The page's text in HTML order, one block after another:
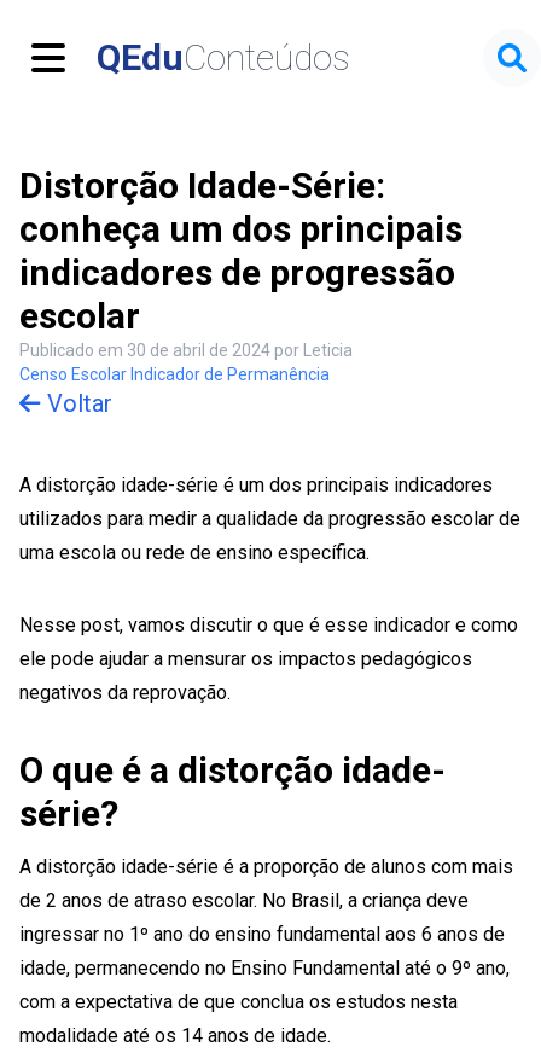
Menu QEduConteúdos
Distorção Idade-Série:
conheça um dos principais
indicadores de progressão
escolar
Publicado em 30 de abril de 2024 por Leticia
Censo Escolar Indicador de Permanência
Voltar
A distorção idade-série é um dos principais indicadores
utilizados para medir a qualidade da progressão escolar de
uma escola ou rede de ensino específica.
Nesse post, vamos discutir o que é esse indicador e como
ele pode ajudar a mensurar os impactos pedagógicos
negativos da reprovação.
O que é a distorção idade-
série?
A distorção idade-série é a proporção de alunos com mais
de 2 anos de atraso escolar. No Brasil, a criança deve
ingressar no 1º ano do ensino fundamental aos 6 anos de
idade, permanecendo no Ensino Fundamental até o 9º ano,
com a expectativa de que conclua os estudos nesta
modalidade até os 14 anos de idade.